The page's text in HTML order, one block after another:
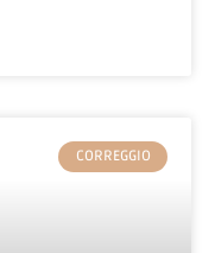
CORREGGIO